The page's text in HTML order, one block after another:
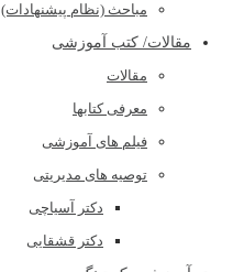
مباحث (نظام پیشنهادات)
مقالات/ کتب آموزشی
مقالات
معرفی کتابها
فیلم های آموزشی
توصیه های مدیریتی
دکتر آسیاچی
دکتر قشقایی